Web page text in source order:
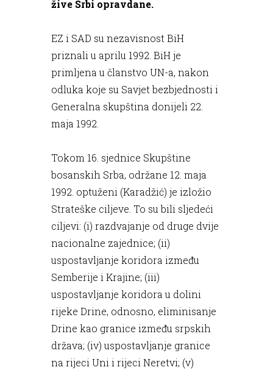
žive Srbi opravdane.
EZ i SAD su nezavisnost BiH
priznali u aprilu 1992. BiH je
primljena u članstvo UN-a, nakon
odluka koje su Savjet bezbjednosti i
Generalna skupština donijeli 22.
maja 1992.
Tokom 16. sjednice Skupštine
bosanskih Srba, održane 12. maja
1992. optuženi (Karadžić) je izložio
Strateške ciljeve. To su bili sljedeći
ciljevi: (i) razdvajanje od druge dvije
nacionalne zajednice; (ii)
uspostavljanje koridora između
Semberije i Krajine; (iii)
uspostavljanje koridora u dolini
rijeke Drine, odnosno, eliminisanje
Drine kao granice između srpskih
država; (iv) uspostavljanje granice
na rijeci Uni i rijeci Neretvi; (v)